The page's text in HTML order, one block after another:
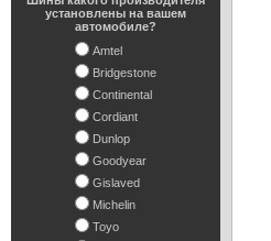
установлены на вашем
автомобиле?
Amtel
Bridgestone
Continental
Cordiant
Dunlop
Goodyear
Gislaved
Michelin
Toyo